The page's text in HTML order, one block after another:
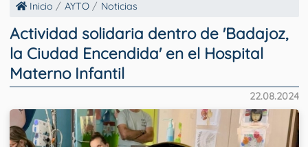
Inicio AYTO Noticias
Actividad solidaria dentro de 'Badajoz,
la Ciudad Encendida' en el Hospital
Materno Infantil
22.08.2024